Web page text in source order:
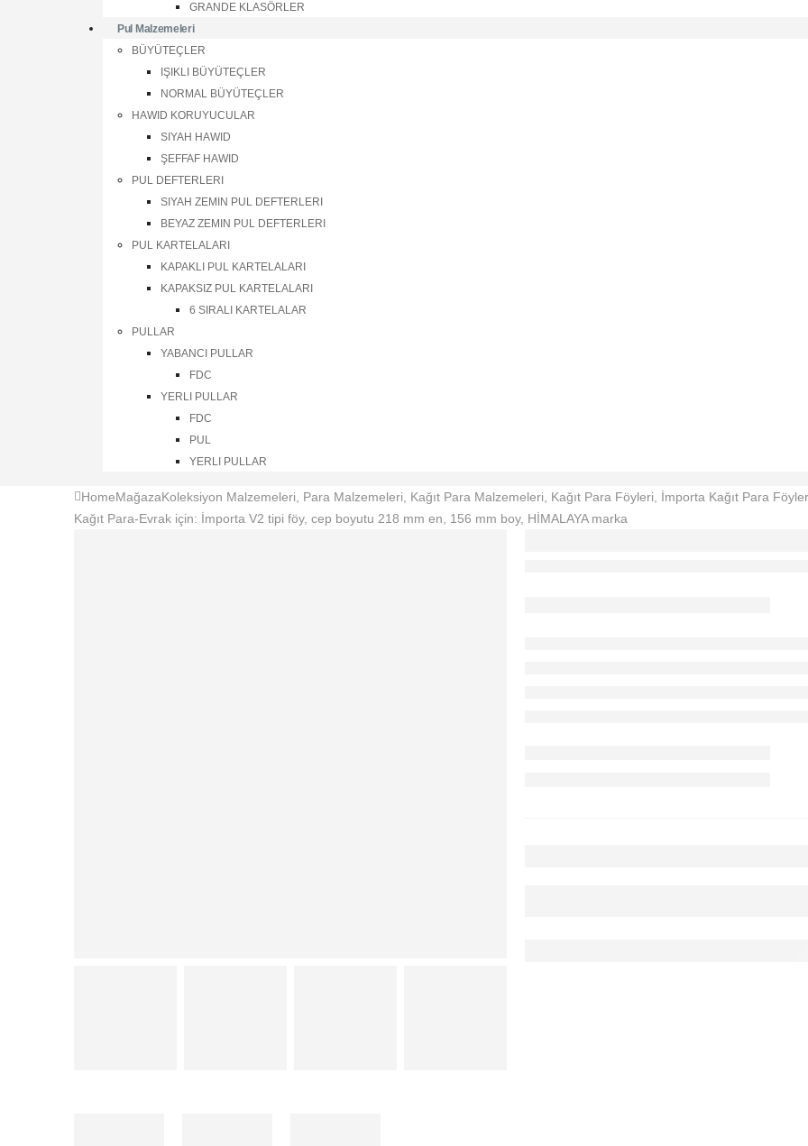
GRANDE KLASÖRLER
Pul Malzemeleri
BÜYÜTEÇLER
IŞIKLI BÜYÜTEÇLER
NORMAL BÜYÜTEÇLER
HAWID KORUYUCULAR
SIYAH HAWID
ŞEFFAF HAWID
PUL DEFTERLERI
SIYAH ZEMIN PUL DEFTERLERI
BEYAZ ZEMIN PUL DEFTERLERI
PUL KARTELALARI
KAPAKLI PUL KARTELALARI
KAPAKSIZ PUL KARTELALARI
6 SIRALI KARTELALAR
PULLAR
YABANCI PULLAR
FDC
YERLI PULLAR
FDC
PUL
YERLI PULLAR
HomeMağazaKoleksiyon Malzemeleri Para Malzemeleri Kağıt Para Malzemeleri Kağıt Para Föyleri
İmporta Kağıt Para
Kağıt Para-Evrak için: İmporta V2 tipi föy, cep boyutu 218 mm en, 156 mm boy, HİMALAYA marka